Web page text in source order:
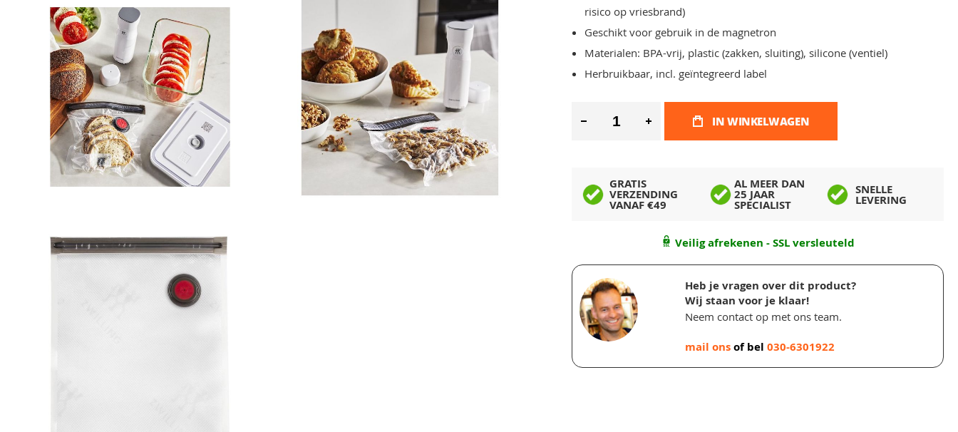
risico op vriesbrand)
Geschikt voor gebruik in de magnetron
Materialen: BPA-vrij, plastic (zakken, sluiting), silicone (ventiel)
Herbruikbaar, incl. geïntegreerd label
IN WINKELWAGEN
GRATIS
VERZENDING
VANAF €49
AL MEER DAN
25 JAAR
SPECIALIST
SNELLE
LEVERING
Veilig afrekenen - SSL versleuteld
Heb je vragen over dit product?
Wij staan voor je klaar!
Neem contact op met ons team.
mail onsof bel 030-6301922